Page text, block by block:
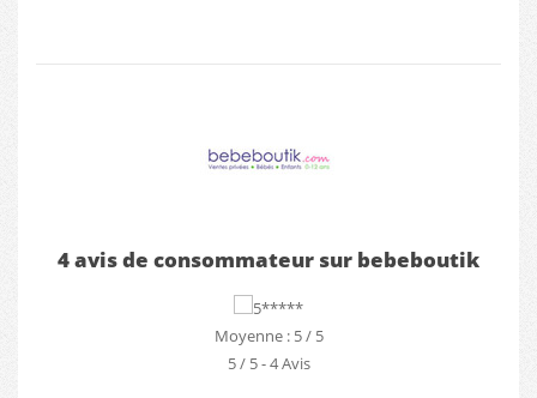
4 avis de consommateur sur bebeboutik
Moyenne : 5 / 5
5/ 5-4Avis